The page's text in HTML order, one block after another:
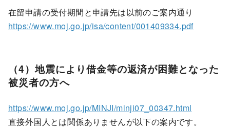
在留申請の受付期間と申請先は以前のご案内通り
https://www.moj.go.jp/isa/content/001409334.pdf
（4）地震により借金等の返済が困難となった
被災者の方へ
https://www.moj.go.jp/MINJI/minji07_00347.html
直接外国人とは関係ありませんが以下の案内です。